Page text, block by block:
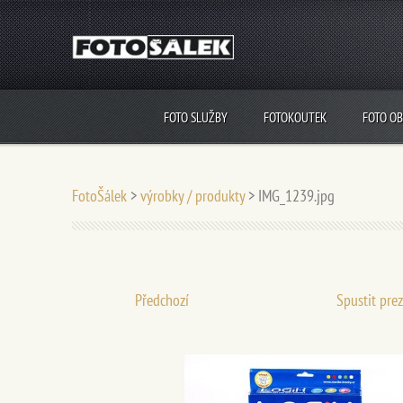
FOTO SLUŽBY FOTOKOUTEK FOTO
FotoŠálek >výrobky / produkty > IMG_1239.jpg
Předchozí Spustit